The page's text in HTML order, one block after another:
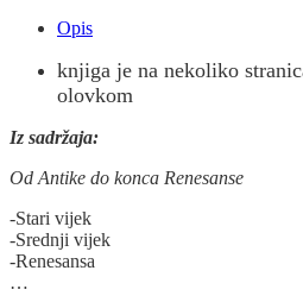
Opis
knjiga je na nekoliko
olovkom
Iz sadržaja:
Od Antike do konca Renesanse
-Stari vijek
-Srednji vijek
-Renesansa
…